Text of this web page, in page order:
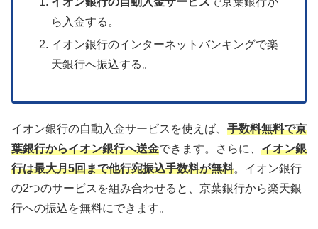
ら入金する。
イオン銀行のインターネットバンキングで楽
天銀行へ振込する。
イオン銀行の自動入金サービスを使えば、 手数料無料で京
葉銀行からイオン銀行へ送金できます。さらに、 イオン銀
行は最大月5回まで他行宛振込手数料が無料。イオン銀行
の2つのサービスを組み合わせると、京葉銀行から楽天銀
行への振込を無料にできます。